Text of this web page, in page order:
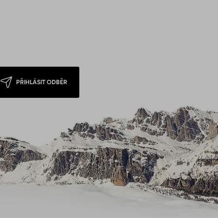
PŘIHLÁSIT ODBĚR